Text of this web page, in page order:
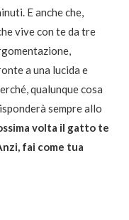
E anche che,
vive con te da tre
a una lucida e
qualunque cosa
sempre allo
volta il gatto te
fai come tua